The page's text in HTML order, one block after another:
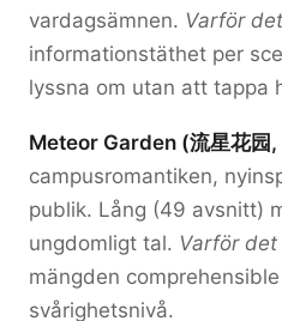
vardagsämnen. Varför
informationstäthet per
lyssna om utan att tappa
Meteor Garden (流星花园
campusromantiken,
publik. Lång (49 avsnitt)
ungdomligt tal. Varför
mängden
svårighetsnivå.